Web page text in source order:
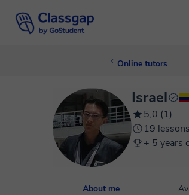
Online tutors
Israel
5,0 (1)
19 lessons
+ 5 years
About me